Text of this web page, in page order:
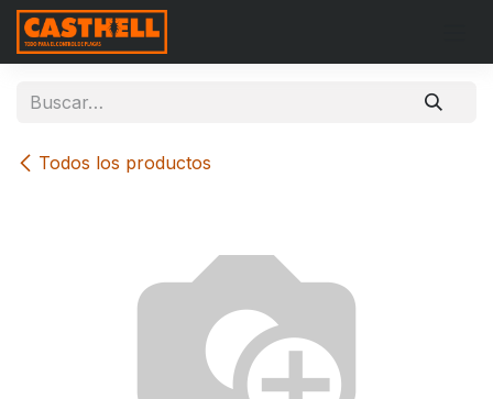
Ir al contenido
Todos los productos